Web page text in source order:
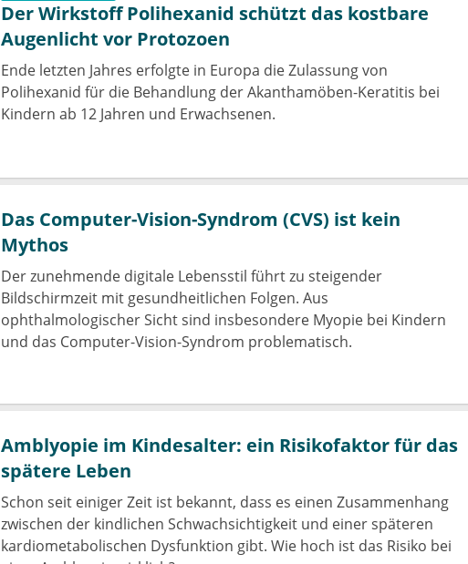
Der Wirkstoff Polihexanid schützt das kostbare
Augenlicht vor Protozoen
Ende letzten Jahres erfolgte in Europa die Zulassung von
Polihexanid für die Behandlung der Akanthamöben-Keratitis bei
Kindern ab 12 Jahren und Erwachsenen.
Das Computer-Vision-Syndrom (CVS) ist kein
Mythos
Der zunehmende digitale Lebensstil führt zu steigender
Bildschirmzeit mit gesundheitlichen Folgen. Aus
ophthalmologischer Sicht sind insbesondere Myopie bei Kindern
und das Computer-Vision-Syndrom problematisch.
Amblyopie im Kindesalter: ein Risikofaktor für das
spätere Leben
Schon seit einiger Zeit ist bekannt, dass es einen Zusammenhang
zwischen der kindlichen Schwachsichtigkeit und einer späteren
kardiometabolischen Dysfunktion gibt. Wie hoch ist das Risiko bei